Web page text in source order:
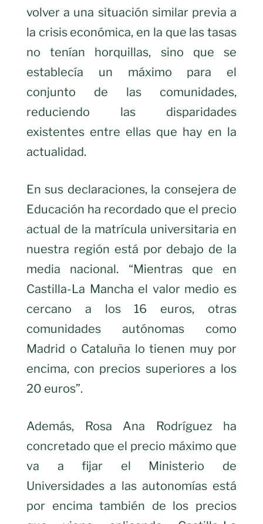
volver a una situación similar previa a
la crisis económica, en la que las tasas
no tenían horquillas, sino que se
establecía un máximo para el
conjunto de las comunidades,
reduciendo las disparidades
existentes entre ellas que hay en la
actualidad.
En sus declaraciones, la consejera de
Educación ha recordado que el precio
actual de la matrícula universitaria en
nuestra región está por debajo de la
media nacional. “Mientras que en
Castilla-La Mancha el valor medio es
cercano a los 16 euros, otras
comunidades autónomas como
Madrid o Cataluña lo tienen muy por
encima, con precios superiores a los
20 euros”.
Además, Rosa Ana Rodríguez ha
concretado que el precio máximo que
va a fijar el Ministerio de
Universidades a las autonomías está
por encima también de los precios